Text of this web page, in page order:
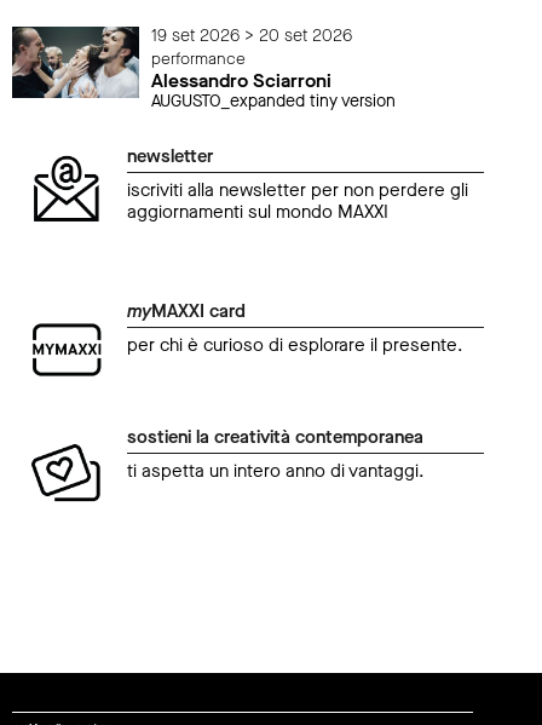
19 set 2026 > 20 set 2026
performance
Alessandro Sciarroni
AUGUSTO_expanded tiny version
newsletter
iscriviti alla newsletter per non perdere gli
aggiornamenti sul mondo MAXXI
myMAXXI card
per chi è curioso di esplorare il presente.
sostieni la creatività contemporanea
ti aspetta un intero anno di vantaggi.